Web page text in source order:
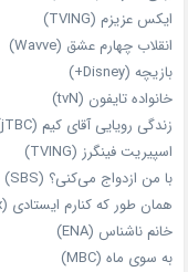
ایکس عزیزم (TVING)
انقلاب چهارم عشق (Wavve)
بازیچه (Disney+)
خانواده تایفون (tvN)
زندگی رویایی آقای کیم (jTBC)
اسپیریت فینگرز (TVING)
با من ازدواج می‌کنی؟ (SBS)
همان‌ طور که کنارم ایستادی (Netflix)
خانم ناشناس (ENA)
به سوی ماه (MBC)